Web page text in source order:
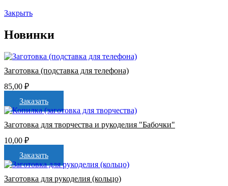
Закрыть
Новинки
Заготовка (подставка для телефона)
85,00 ₽
Заказать
Заготовка для творчества и рукоделия "Бабочки"
10,00 ₽
Заказать
Заготовка для рукоделия (кольцо)